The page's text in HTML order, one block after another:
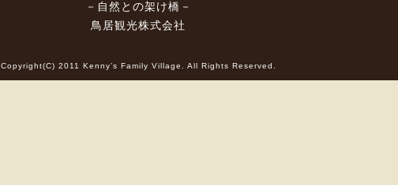
－自然との架け橋－
鳥居観光株式会社
Copyright(C) 2011 Kenny’s Family Village. All Rights Reserved.